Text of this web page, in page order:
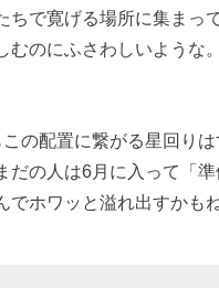
・思い
み・勘
ちで寛げる場所に集まっ
むのにふさわしいような
の配置に繋がる星回り
だの人は6月に入って「
でホワッと溢れ出すかもね